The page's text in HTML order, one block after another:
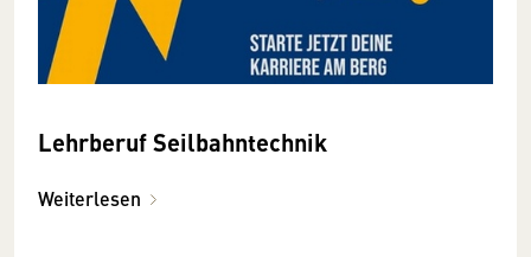
Lehrberuf Seilbahntechnik
Weiterlesen